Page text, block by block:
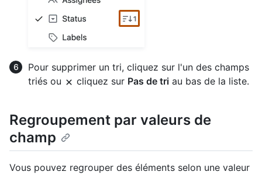
Pour supprimer un tri, cliquez sur l'un des champs
triés ou
cliquez sur Pas de tri au bas de la liste.
Regroupement par valeurs de
champ
Vous pouvez regrouper des éléments selon une valeur